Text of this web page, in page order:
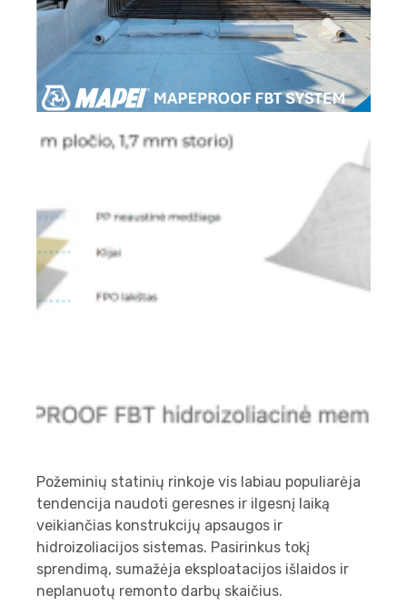
Požeminių statinių rinkoje vis labiau populiarėja
tendencija naudoti geresnes ir ilgesnį laiką
veikiančias konstrukcijų apsaugos ir
hidroizoliacijos sistemas. Pasirinkus tokį
sprendimą, sumažėja eksploatacijos išlaidos ir
neplanuotų remonto darbų skaičius.